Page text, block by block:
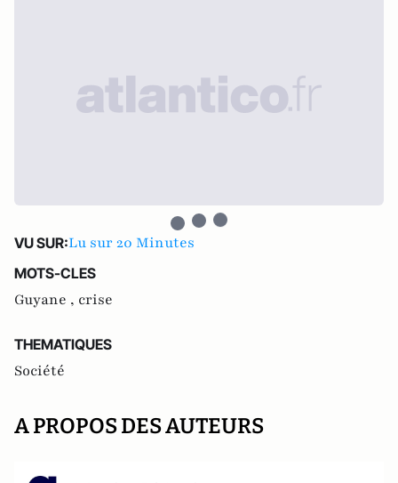
VU SUR:Lu sur 20 Minutes
MOTS-CLES
Guyane , crise
THEMATIQUES
Société
A PROPOS DES AUTEURS